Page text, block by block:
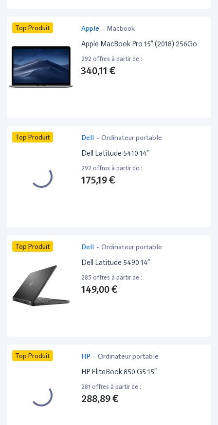
Top Produit Apple - Macbook
Apple MacBook Pro 15” (2018) 256Go
292 offres à partir de :
340,11 €
Top Produit Dell - Ordinateur portable
Dell Latitude 5410 14”
292 offres à partir de :
175,19 €
Top Produit Dell - Ordinateur portable
Dell Latitude 5490 14”
285 offres à partir de :
149,00 €
Top Produit HP - Ordinateur portable
HP EliteBook 850 G5 15”
281 offres à partir de :
288,89 €